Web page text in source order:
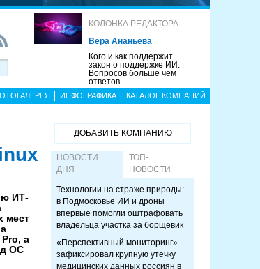
КОЛОНКА РЕДАКТОРА
Вера Ананьева
Кого и как поддержит
закон о поддержке ИИ.
Вопросов больше чем
ответов
ИНФОГРАФИКА КАТАЛОГ КОМПАНИЙ
ИТ-
мест
а
ОС
ДОБАВИТЬ КОМПАНИЮ
НОВОСТИ
ДНЯ
ТОП-
НОВОСТИ
Технологии на страже природы:
в Подмосковье ИИ и дроны
впервые помогли оштрафовать
владельца участка за борщевик
«Перспективный мониторинг»
зафиксировал крупную утечку
медицинских данных россиян в